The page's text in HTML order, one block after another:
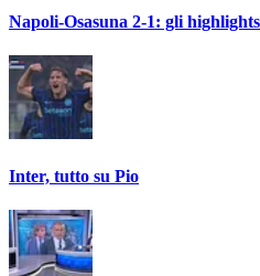
Napoli-Osasuna 2-1: gli
Inter, tutto su Pio